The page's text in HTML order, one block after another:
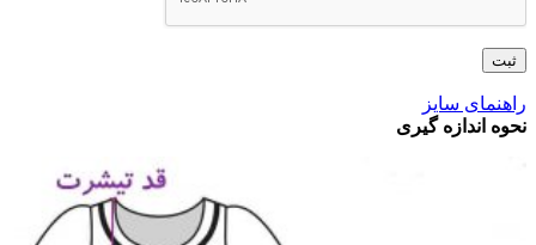
راهنمای سایز
نحوه اندازه گیری